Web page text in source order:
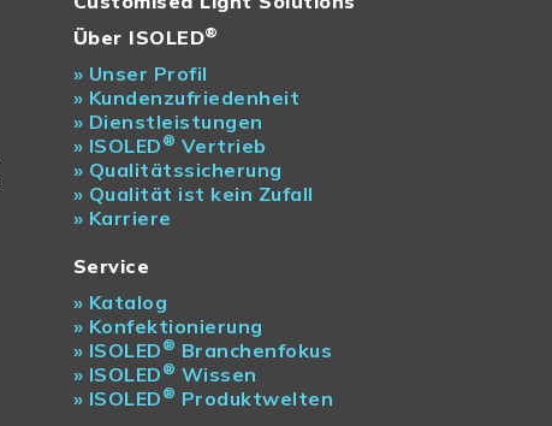
Über ISOLED®
» Unser Profil
» Kundenzufriedenheit
» Dienstleistungen
» ISOLED ® Vertrieb
» Qualitätssicherung
» Qualität ist kein Zufall
» Karriere
Service
» Katalog
» Konfektionierung
» ISOLED ® Branchenfokus
» ISOLED ® Wissen
» ISOLED ® Produktwelten